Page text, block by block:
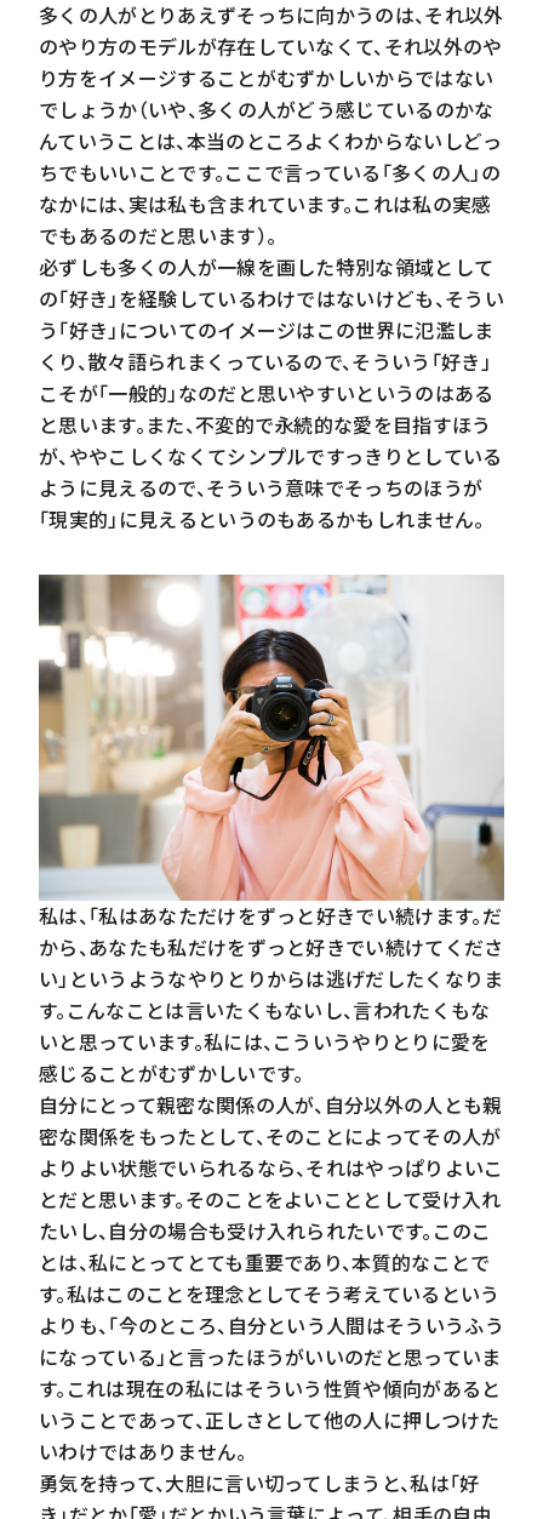
「好きな人はいるの？」という問いかけに答えられな
い
多くの人がとりあえずそっちに向かうのは、それ以外
のやり方のモデルが存在していなくて、それ以外のや
り方をイメージすることがむずかしいからではない
でしょうか（いや、多くの人がどう感じているのかな
んていうことは、本当のところよくわからないしどっ
ちでもいいことです。ここで言っている「多くの人」の
なかには、実は私も含まれています。これは私の実感
でもあるのだと思います）。
必ずしも多くの人が一線を画した特別な領域として
の「好き」を経験しているわけではないけども、そうい
う「好き」についてのイメージはこの世界に氾濫しま
くり、散々語られまくっているので、そういう「好き」
こそが「一般的」なのだと思いやすいというのはある
と思います。また、不変的で永続的な愛を目指すほう
が、ややこしくなくてシンプルですっきりとしている
ように見えるので、そういう意味でそっちのほうが
「現実的」に見えるというのもあるかもしれません。
私は、「私はあなただけをずっと好きでい続けます。だ
から、あなたも私だけをずっと好きでい続けてくださ
い」というようなやりとりからは逃げだしたくなりま
す。こんなことは言いたくもないし、言われたくもな
いと思っています。私には、こういうやりとりに愛を
感じることがむずかしいです。
自分にとって親密な関係の人が、自分以外の人とも親
密な関係をもったとして、そのことによってその人が
よりよい状態でいられるなら、それはやっぱりよいこ
とだと思います。そのことをよいこととして受け入れ
たいし、自分の場合も受け入れられたいです。このこ
とは、私にとってとても重要であり、本質的なことで
す。私はこのことを理念としてそう考えているという
よりも、「今のところ、自分という人間はそういうふう
になっている」と言ったほうがいいのだと思っていま
す。これは現在の私にはそういう性質や傾向があると
いうことであって、正しさとして他の人に押しつけた
いわけではありません。
勇気を持って、大胆に言い切ってしまうと、私は「好